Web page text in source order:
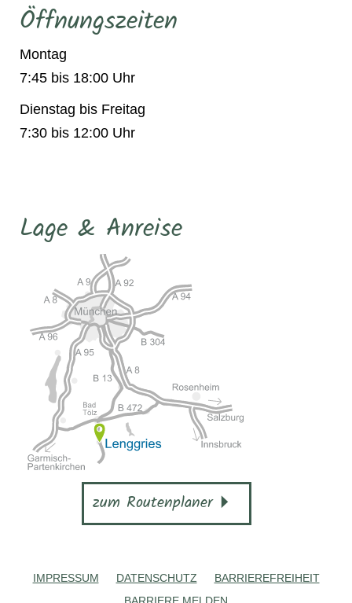
Öffnungszeiten
Montag
7:45 bis 18:00 Uhr
Dienstag bis Freitag
7:30 bis 12:00 Uhr
Lage & Anreise
zum Routenplaner
IMPRESSUM DATENSCHUTZ
BARRIEREFREIHEIT
BARRIERE MELDEN